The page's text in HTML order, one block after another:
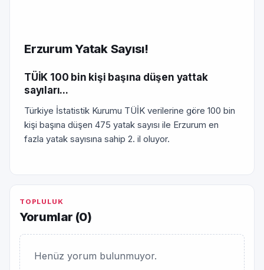
Erzurum Yatak Sayısı!
TÜİK 100 bin kişi başına düşen yattak
sayıları...
Türkiye İstatistik Kurumu TÜİK verilerine göre 100 bin
kişi başına düşen 475 yatak sayısı ile Erzurum en
fazla yatak sayısına sahip 2. il oluyor.
TOPLULUK
Yorumlar (0)
Henüz yorum bulunmuyor.